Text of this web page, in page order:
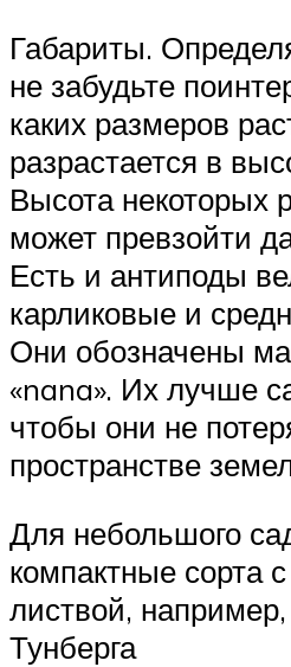
Габариты.
не забудьте
каких размеров
разрастается в
Высота некоторых
может превзойти
Есть и антиподы
карликовые и
Они обозначены
«nana». Их лучше
чтобы они не
пространстве
Для небольшого
компактные сорта
листвой,
Тунберга